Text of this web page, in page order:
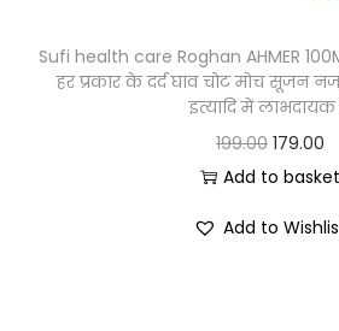
Sufi health care Roghan AHMER
हर प्रकार के दर्द घाव चोट मोच सूजन
इत्यादि में
199.00 179.00
Add to basket
Add to